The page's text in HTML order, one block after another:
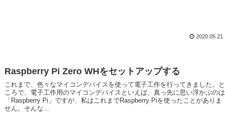
2020.05.21
Raspberry Pi Zero WHをセットアップする
これまで、色々なマイコンデバイスを使って電子工作を行ってきました。と
ころで、電子工作用のマイコンデバイスといえば、真っ先に思い浮かぶのは
「Raspberry Pi」ですが、私はこれまでRaspberry Piを使ったことがありま
せん。そんな...